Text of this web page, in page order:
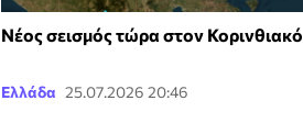
Νέος σεισμός τώρα στον Κορινθιακό
Ελλάδα 25.07.2026 20:46